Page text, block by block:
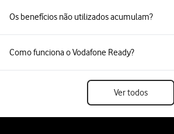
Os benefícios não utilizados acumulam?
Como funciona o Vodafone Ready?
Ver todos